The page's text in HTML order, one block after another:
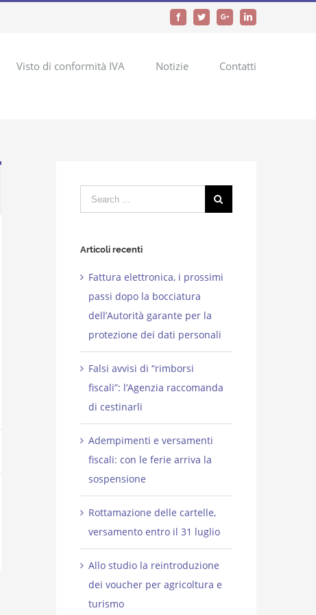
FacebookTwitterGoogle+LinkedIn
Visto di conformità IVA Notizie Contatti
Search
for:
Articoli recenti
Fattura elettronica, i prossimi
passi dopo la bocciatura
dell’Autorità garante per la
protezione dei dati personali
Falsi avvisi di “rimborsi
fiscali”: l’Agenzia raccomanda
di cestinarli
Adempimenti e versamenti
fiscali: con le ferie arriva la
sospensione
Rottamazione delle cartelle,
versamento entro il 31 luglio
Allo studio la reintroduzione
dei voucher per agricoltura e
turismo